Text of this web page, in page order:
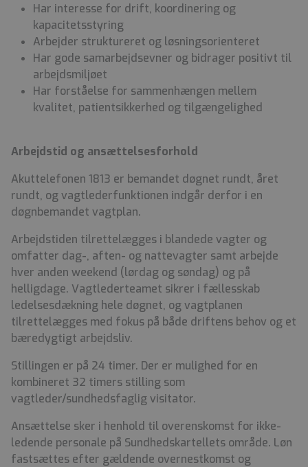
Har interesse for drift, koordinering og
kapacitetsstyring
Arbejder struktureret og løsningsorienteret
Har gode samarbejdsevner og bidrager positivt til
arbejdsmiljøet
Har forståelse for sammenhængen mellem
kvalitet, patientsikkerhed og tilgængelighed
Arbejdstid og ansættelsesforhold
Akuttelefonen 1813 er bemandet døgnet rundt, året
rundt, og vagtlederfunktionen indgår derfor i en
døgnbemandet vagtplan.
Arbejdstiden tilrettelægges i blandede vagter og
omfatter dag-, aften- og nattevagter samt arbejde
hver anden weekend (lørdag og søndag) og på
helligdage. Vagtlederteamet sikrer i fællesskab
ledelsesdækning hele døgnet, og vagtplanen
tilrettelægges med fokus på både driftens behov og et
bæredygtigt arbejdsliv.
Stillingen er på 24 timer. Der er mulighed for en
kombineret 32 timers stilling som
vagtleder/sundhedsfaglig visitator.
Ansættelse sker i henhold til overenskomst for ikke-
ledende personale på Sundhedskartellets område. Løn
fastsættes efter gældende overnestkomst og